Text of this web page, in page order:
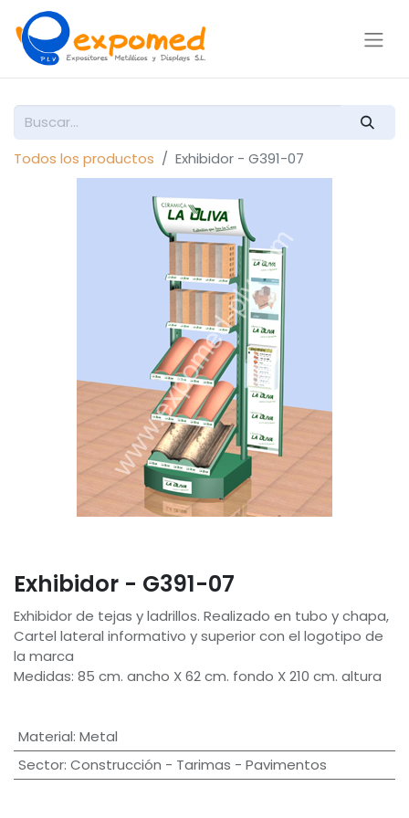
Todos los productos Exhibidor - G391-07
Exhibidor - G391-07
Exhibidor de tejas y ladrillos. Realizado en tubo y chapa,
Cartel lateral informativo y superior con el logotipo de
la marca
Medidas: 85 cm. ancho X 62 cm. fondo X 210 cm. altura
Material: Metal
Sector: Construcción - Tarimas - Pavimentos